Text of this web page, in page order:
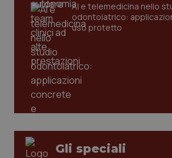
AI e telemedicina nello
odontoiatrico:
uso protetto
Gli speciali
CookieScriptConsent